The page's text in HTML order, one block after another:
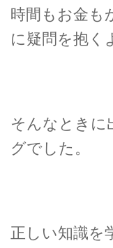
時間もお金も
に疑問を抱く
そんなときに
グでした。
正しい知識を